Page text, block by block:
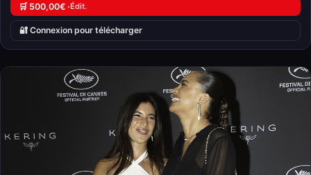
🛒 500,00€ ·Édit.
🔐 Connexion pour télécharger